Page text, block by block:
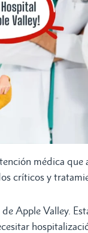
médica que
críticos y
Apple Valley.